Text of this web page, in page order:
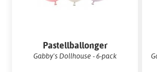
Pastellballonger
Gabby's Dollhouse - 6-pack